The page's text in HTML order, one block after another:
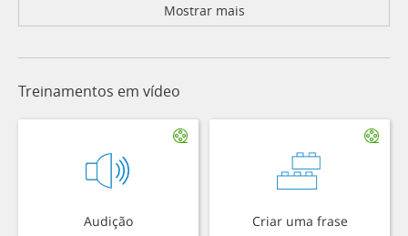
Mostrar mais
Treinamentos em vídeo
Audição Criar uma frase